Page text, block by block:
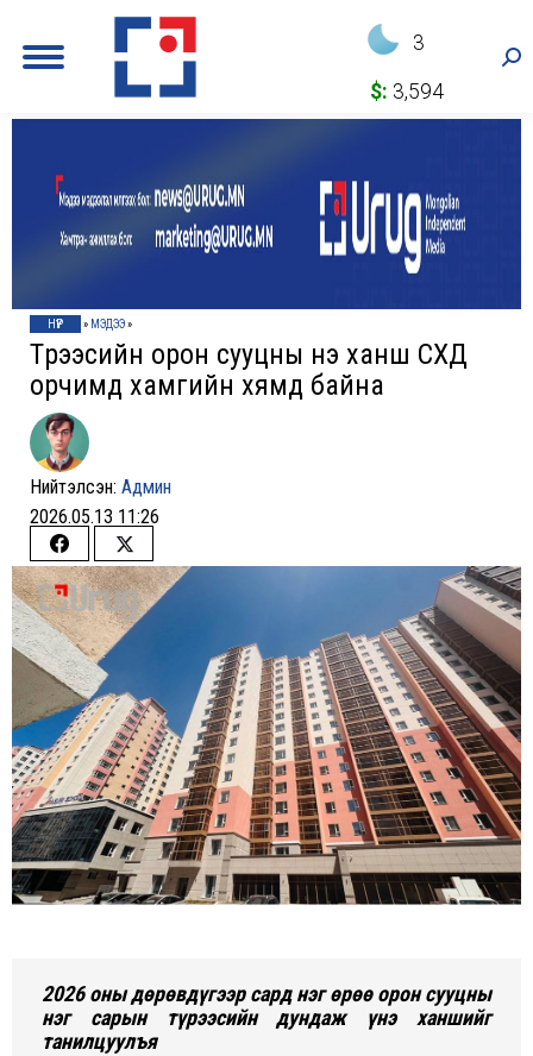
3
$: 3,594
НҮҮР » МЭДЭЭ»
Түрээсийн орон сууцны үнэ ханш СХД
орчимд хамгийн хямд байна
Нийтэлсэн: Админ
2026.05.13 11:26
Share
on
Facebook
Share
on
Twitter
2026 оны дөрөвдүгээр сард нэг өрөө орон сууцны
нэг сарын түрээсийн дундаж үнэ ханшийг
танилцуулъя